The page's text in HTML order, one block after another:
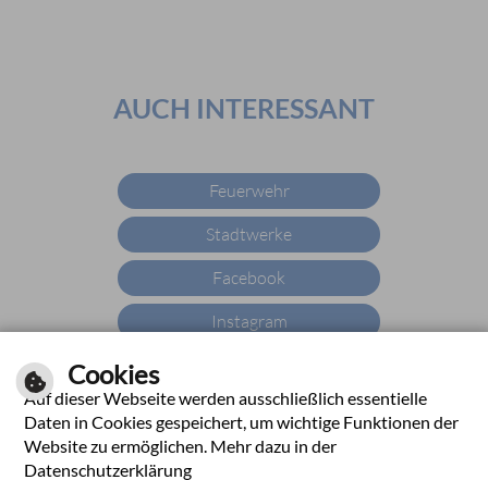
AUCH INTERESSANT
Feuerwehr
Stadtwerke
Facebook
Instagram
X
YouTube
Cookies
Auf dieser Webseite werden ausschließlich essentielle
Daten in Cookies gespeichert, um wichtige Funktionen der
Website zu ermöglichen. Mehr dazu in der
Datenschutzerklärung